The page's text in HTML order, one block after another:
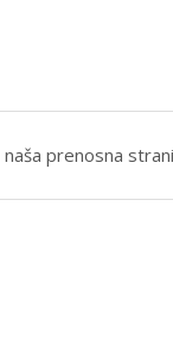
prenosna